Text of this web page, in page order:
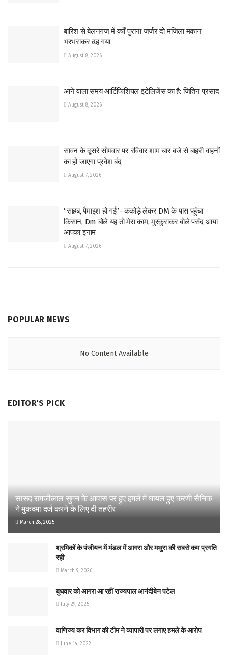
बारिश से बेलनगंज में वर्षों पुराना जर्जर दो मंजिला मकान
भरभराकर ढह गया
August 8, 2026
आने वाला समय आर्टिफिशियल इंटेलिजेंस का है: जितिन प्रसाद
August 8, 2026
सावन के दूसरे सोमवार पर रविवार शाम चार बजे से बाहरी वाहनों
का हो जाएगा प्रवेश बंद
August 7, 2026
“साहब, पैमाइश हो गई”- ककोड़े लेकर DM के पास पहुंचा
किसान, Dm बोले यह तो मेरा काम, मुस्कुराकर बोले पसंद आया
आपका इनाम
August 7, 2026
POPULAR NEWS
No Content Available
EDITOR'S PICK
सांसद रामजीलाल सुमन के आवास पर हुए हमले में घायल हुए करणी सैनिक
ने मुकदमा दर्ज करने के लिए दी तहरीर
March 28, 2025
श्रमिकों के पंजीयन में मंडल में आगरा और मथुरा की सबसे कम प्रगति
रही
March 9, 2026
बुधवार को आगरा आ रहीं राज्यपाल आनंदीबेन पटेल
July 29, 2025
वाणिज्य कर विभाग की टीम ने व्यापारी पर लगाए हमले के आरोप
June 14, 2022